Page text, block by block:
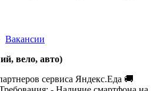
Вакансии
вело, авто)
сервиса Яндекс.Еда 🚚